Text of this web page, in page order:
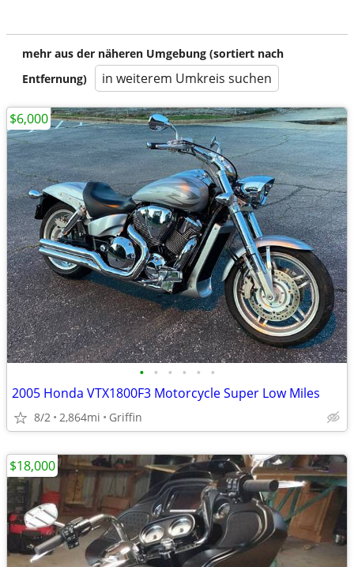
mehr aus der näheren Umgebung (sortiert nach
Entfernung)
in weiterem Umkreis suchen
• • • • • •
2005 Honda VTX1800F3 Motorcycle Super Low Miles
8/2 2,864mi Griffin
$6,000
$18,000